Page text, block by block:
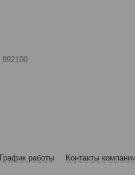
892100
График работы Контакты